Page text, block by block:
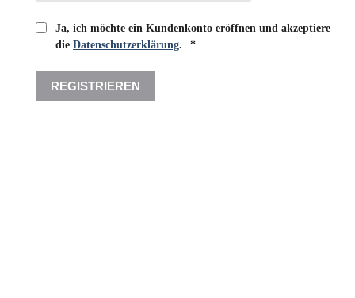
Ja, ich möchte ein Kundenkonto eröffnen und akzeptiere
die Datenschutzerklärung. *Erforderlich
REGISTRIEREN